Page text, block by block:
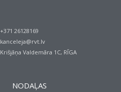
+371 26128169
kanceleja@rvt.lv
Krišjāņa Valdemāra 1C, RĪGA
NODAĻAS